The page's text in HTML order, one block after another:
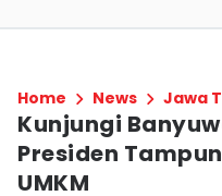
Home News Jawa
Kunjungi
Presiden
UMKM